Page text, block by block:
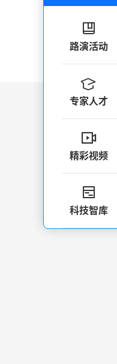

路演活动

专家人才

精彩视频

科技智库